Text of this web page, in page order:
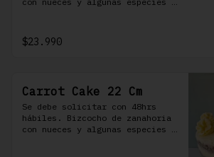
crema.
$23.990
Carrot Cake 22 Cm
Se debe solicitar con 48hrs
hábiles. Bizcocho de zanahoria
con nueces y algunas especies